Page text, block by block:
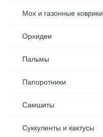
Мох и газонные коврики
Орхидеи
Пальмы
Папоротники
Самшиты
Суккуленты и кактусы